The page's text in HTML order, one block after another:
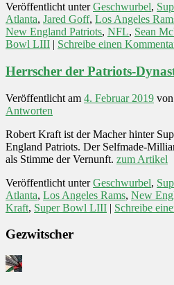
Veröffentlicht unter Geschwurbel,
Atlanta, Jared Goff, Los Angeles
New England Patriots, NFL, Sean
Bowl LIII | Schreibe einen
Herrscher der Patriots-
Veröffentlicht am 4. Februar 2019 von
Antworten
Robert Kraft ist der Macher hinter
England Patriots. Der Selfmade-
als Stimme der Vernunft. zum Artikel
Veröffentlicht unter Geschwurbel,
Atlanta, Los Angeles Rams, New
Kraft, Super Bowl LIII | Schreibe
Gezwitscher